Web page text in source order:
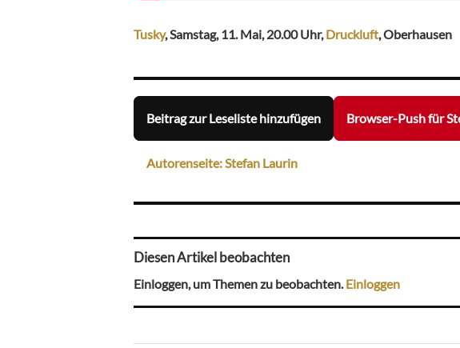
Tusky, Samstag, 11. Mai, 20.00 Uhr,Druckluft, Oberhausen
Beitrag zur Leseliste hinzufügen Browser-Push für
Autorenseite: Stefan Laurin
Diesen Artikel beobachten
Einloggen, um Themen zu beobachten.Einloggen